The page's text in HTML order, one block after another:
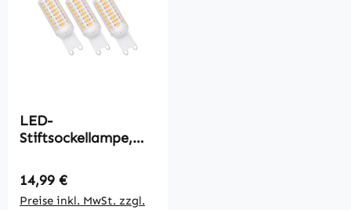
LED-
Stiftsockellampe,
4000K, 230V,
dimmbar, 3er-Pack
Regulärer Preis:
14,99 €
Preise inkl. MwSt. zzgl.